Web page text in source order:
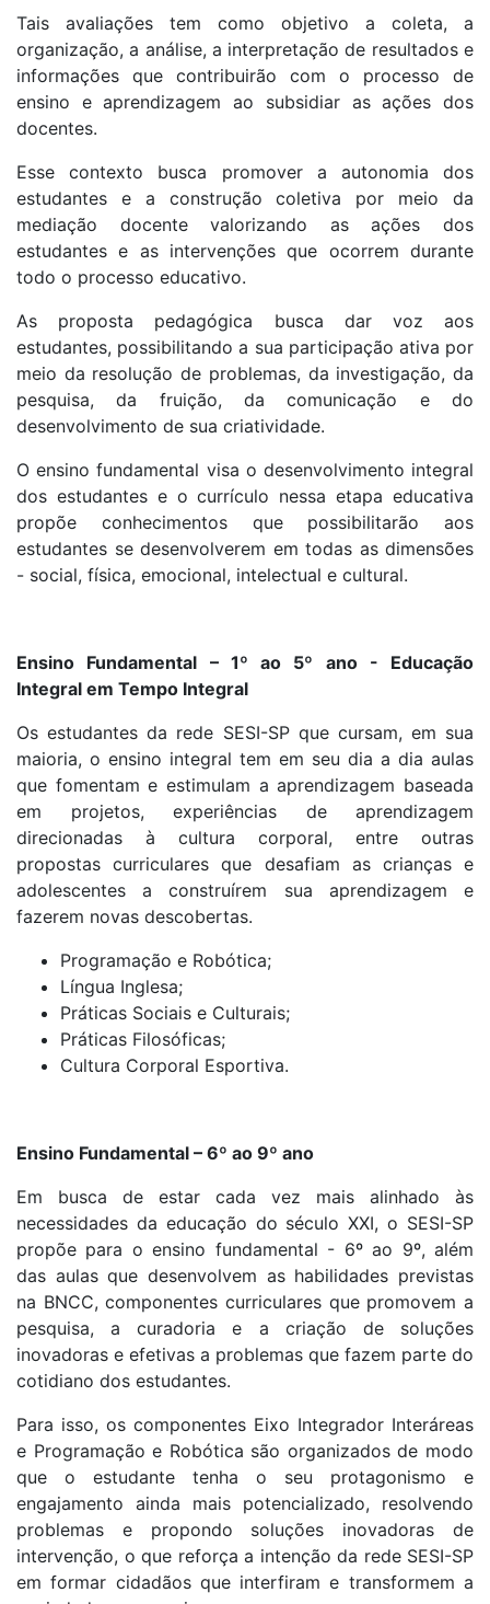
Tais avaliações tem como objetivo a coleta, a
organização, a análise, a interpretação de resultados e
informações que contribuirão com o processo de
ensino e aprendizagem ao subsidiar as ações dos
docentes.
Esse contexto busca promover a autonomia dos
estudantes e a construção coletiva por meio da
mediação docente valorizando as ações dos
estudantes e as intervenções que ocorrem durante
todo o processo educativo.
As proposta pedagógica busca dar voz aos
estudantes, possibilitando a sua participação ativa por
meio da resolução de problemas, da investigação, da
pesquisa, da fruição, da comunicação e do
desenvolvimento de sua criatividade.
O ensino fundamental visa o desenvolvimento integral
dos estudantes e o currículo nessa etapa educativa
propõe conhecimentos que possibilitarão aos
estudantes se desenvolverem em todas as dimensões
- social, física, emocional, intelectual e cultural.
Ensino Fundamental – 1º ao 5º ano - Educação
Integral em Tempo Integral
Os estudantes da rede SESI-SP que cursam, em sua
maioria, o ensino integral tem em seu dia a dia aulas
que fomentam e estimulam a aprendizagem baseada
em projetos, experiências de aprendizagem
direcionadas à cultura corporal, entre outras
propostas curriculares que desafiam as crianças e
adolescentes a construírem sua aprendizagem e
fazerem novas descobertas.
Programação e Robótica;
Língua Inglesa;
Práticas Sociais e Culturais;
Práticas Filosóficas;
Cultura Corporal Esportiva.
Ensino Fundamental – 6º ao 9º ano
Em busca de estar cada vez mais alinhado às
necessidades da educação do século XXI, o SESI-SP
propõe para o ensino fundamental - 6º ao 9º, além
das aulas que desenvolvem as habilidades previstas
na BNCC, componentes curriculares que promovem a
pesquisa, a curadoria e a criação de soluções
inovadoras e efetivas a problemas que fazem parte do
cotidiano dos estudantes.
Para isso, os componentes Eixo Integrador Interáreas
e Programação e Robótica são organizados de modo
que o estudante tenha o seu protagonismo e
engajamento ainda mais potencializado, resolvendo
problemas e propondo soluções inovadoras de
intervenção, o que reforça a intenção da rede SESI-SP
em formar cidadãos que interfiram e transformem a